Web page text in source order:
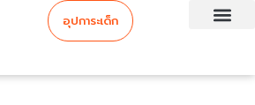
อุปการะเด็ก